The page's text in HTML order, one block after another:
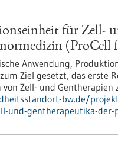
für Zell-
(ProCell
Anwendung,
Ziel gesetzt, das erste
Zell- und Gentherapien
bw.de/
und-gentherapeutika-